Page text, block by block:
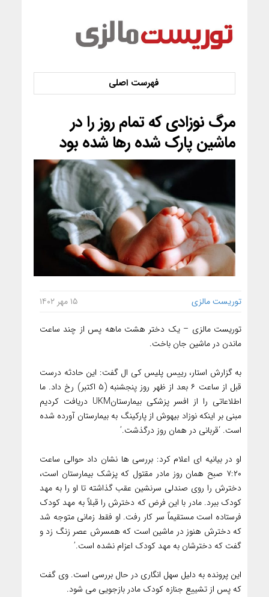
مرگ نوزادی که تمام روز را در
ماشین پارک شده رها شده بود
توریست مالزی ۱۵ مهر ۱۴۰۲
توریست مالزی – یک دختر هشت ماهه پس از چند ساعت
ماندن در ماشین جان باخت.
به گزارش استار، رییس پلیس کی ال گفت: این حادثه درست
قبل از ساعت ۶ بعد از ظهر روز پنجشنبه (۵ اکتبر) رخ داد. ما
اطلاعاتی را از افسر پزشکی بیمارستانUKM دریافت کردیم
مبنی بر اینکه نوزاد بیهوش از پارکینگ به بیمارستان آورده شده
است. ‘قربانی در همان روز درگذشت.’
او در بیانیه ای اعلام کرد: بررسی ها نشان داد حوالی ساعت
۷:۲۰ صبح همان روز مادر مقتول که پزشک بیمارستان است،
دخترش را روی صندلی سرنشین عقب گذاشته تا او را به مهد
کودک ببرد. مادر با این فرض که دخترش را قبلاً به مهد کودک
فرستاده است مستقیماً سر کار رفت. او فقط زمانی متوجه شد
که دخترش هنوز در ماشین است که همسرش عصر زنگ زد و
گفت که دخترشان به مهد کودک اعزام نشده است.’
این پرونده به دلیل سهل انگاری در حال بررسی است. وی گفت
که پس از تشییع جنازه کودک مادر بازجویی می شود.